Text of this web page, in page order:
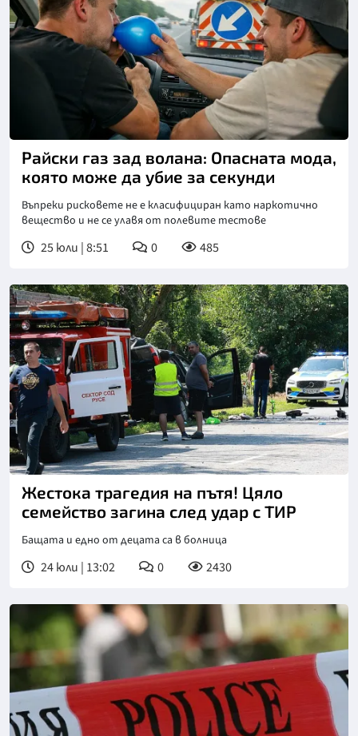
Райски газ зад волана: Опасната мода,
която може да убие за секунди
Въпреки рисковете не е класифициран като наркотично
вещество и не се улавя от полевите тестове
25 юли | 8:51 0 485
Жестока трагедия на пътя! Цяло
семейство загина след удар с ТИР
Бащата и едно от децата са в болница
24 юли | 13:02 0 2430